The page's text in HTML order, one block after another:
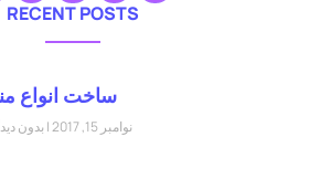
RECENT POSTS
ساخت انواع
نوامبر 15, 2017 بدون